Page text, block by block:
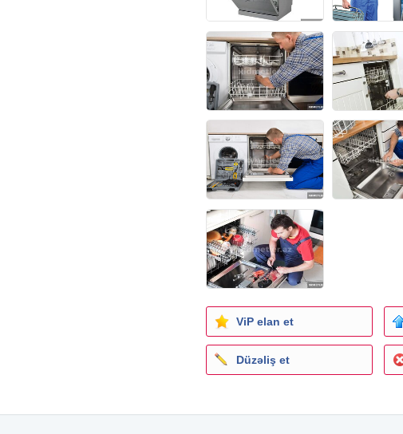
ViP elan et
Düzəliş et